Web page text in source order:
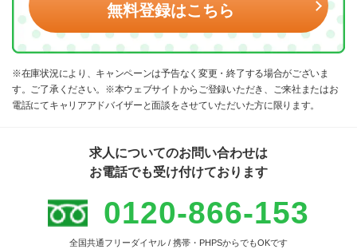
無料登録はこちら
※在庫状況により、キャンペーンは予告なく変更・終了する場合がございま
す。ご了承ください。※本ウェブサイトからご登録いただき、ご来社またはお
電話にてキャリアアドバイザーと面談をさせていただいた方に限ります。
求人についてのお問い合わせは
お電話でも受け付けております
0120-866-153
全国共通フリーダイヤル / 携帯・PHPSからでもOKです